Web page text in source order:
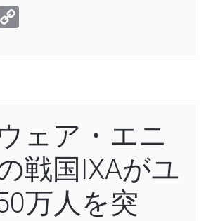
ェア・エニ
戦国IXAがユ
万人を突